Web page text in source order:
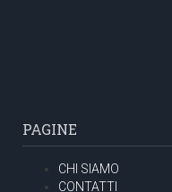
PAGINE
CHI SIAMO
CONTATTI